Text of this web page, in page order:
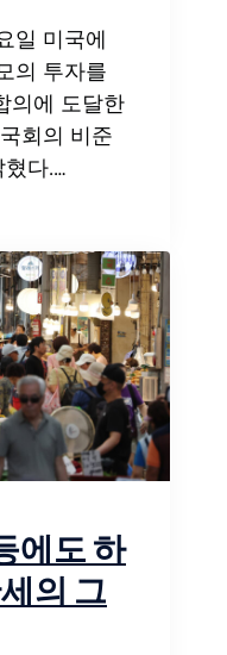
일 미국에
의 투자를
의에 도달한
회의 비준
다.…
에도 하
의 그